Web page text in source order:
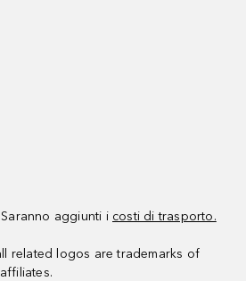
aggiunti i costi di trasporto.
related logos are trademarks of